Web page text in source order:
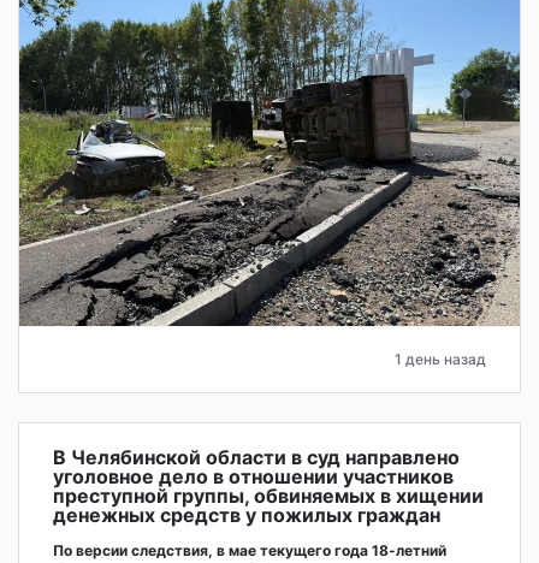
1 день назад
В Челябинской области в суд направлено
уголовное дело в отношении участников
преступной группы, обвиняемых в хищении
денежных средств у пожилых граждан
По версии следствия, в мае текущего года 18-летний